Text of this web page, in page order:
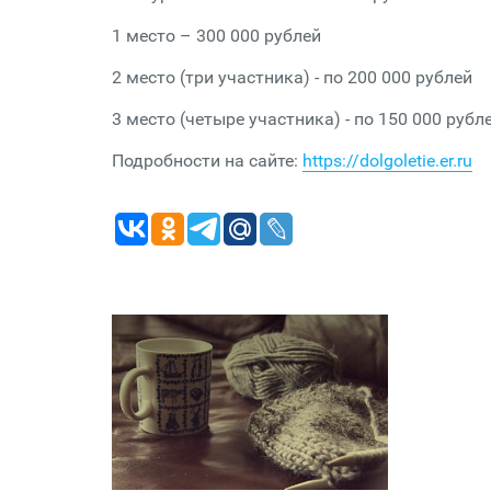
1 место – 300 000 рублей
2 место (три участника) - по 200 000 рублей
3 место (четыре участника) - по 150 000
Подробности на сайте: https://dolgoletie.er.ru